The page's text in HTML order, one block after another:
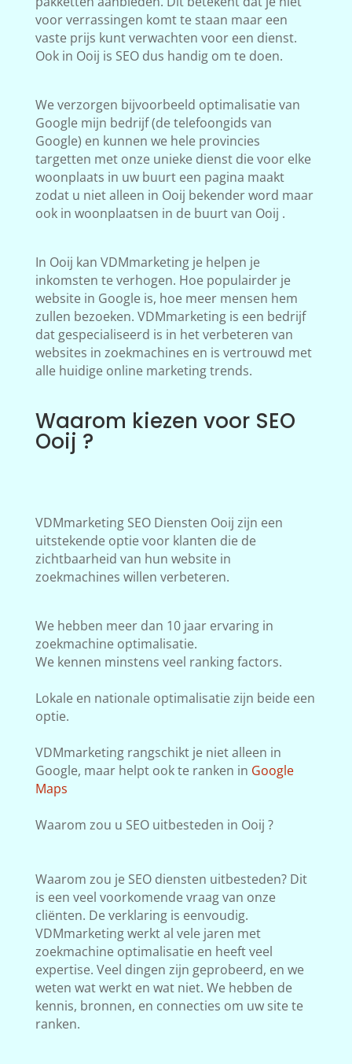
voor verrassingen komt te staan maar een
vaste prijs kunt verwachten voor een dienst.
Ook in Ooij is SEO dus handig om te doen.
We verzorgen bijvoorbeeld optimalisatie van
Google mijn bedrijf (de telefoongids van
Google) en kunnen we hele provincies
targetten met onze unieke dienst die voor elke
woonplaats in uw buurt een pagina maakt
zodat u niet alleen in Ooij bekender word maar
ook in woonplaatsen in de buurt van Ooij .
In Ooij kan VDMmarketing je helpen je
inkomsten te verhogen. Hoe populairder je
website in Google is, hoe meer mensen hem
zullen bezoeken. VDMmarketing is een bedrijf
dat gespecialiseerd is in het verbeteren van
websites in zoekmachines en is vertrouwd met
alle huidige online marketing trends.
Waarom kiezen voor SEO
Ooij ?
VDMmarketing SEO Diensten Ooij zijn een
uitstekende optie voor klanten die de
zichtbaarheid van hun website in
zoekmachines willen verbeteren.
We hebben meer dan 10 jaar ervaring in
zoekmachine optimalisatie.
We kennen minstens veel ranking factors.
Lokale en nationale optimalisatie zijn beide een
optie.
VDMmarketing rangschikt je niet alleen in
Google, maar helpt ook te ranken in Google
Maps
Waarom zou u SEO uitbesteden in Ooij ?
Waarom zou je SEO diensten uitbesteden? Dit
is een veel voorkomende vraag van onze
cliënten. De verklaring is eenvoudig.
VDMmarketing werkt al vele jaren met
zoekmachine optimalisatie en heeft veel
expertise. Veel dingen zijn geprobeerd, en we
weten wat werkt en wat niet. We hebben de
kennis, bronnen, en connecties om uw site te
ranken.